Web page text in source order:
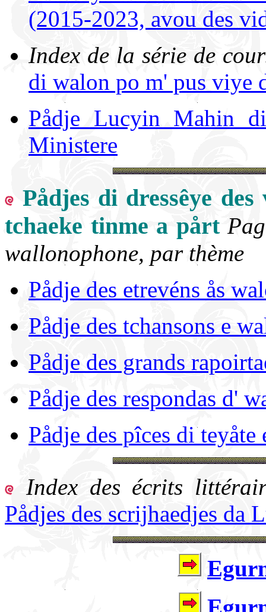
(2015-2023, avou des
Index de la série de
di walon po m' pus viye
Pådje Lucyin Mahin
Ministere
Pådjes di dressêye
tchaeke tinme a pårt
wallonophone, par thème
Pådje des etrevéns ås
Pådje des tchansons e
Pådje des grands
Pådje des respondas d'
Pådje des pîces di
Index des écrits
Pådjes des scrijhaedjes da